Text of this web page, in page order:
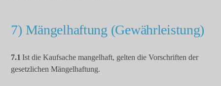
7) Mängelhaftung (Gewährleistung)
7.1 Ist die Kaufsache mangelhaft, gelten die Vorschriften der
gesetzlichen Mängelhaftung.